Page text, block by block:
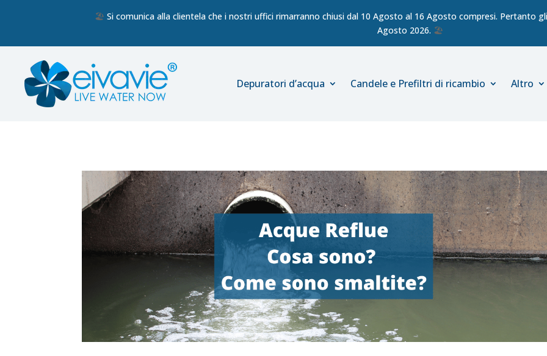
🏖️ Si comunica alla clientela che i nostri uffici rimarranno chiusi dal 10 Agosto al 16 Agosto compresi. Pertanto
Agosto 2026. 🏖️
Depuratori d’acqua Candele e Prefiltri di ricambio Altro